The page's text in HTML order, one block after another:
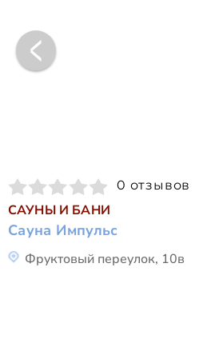
0 отзывов
САУНЫ И БАНИ
Сауна Импульс
Фруктовый переулок, 10в